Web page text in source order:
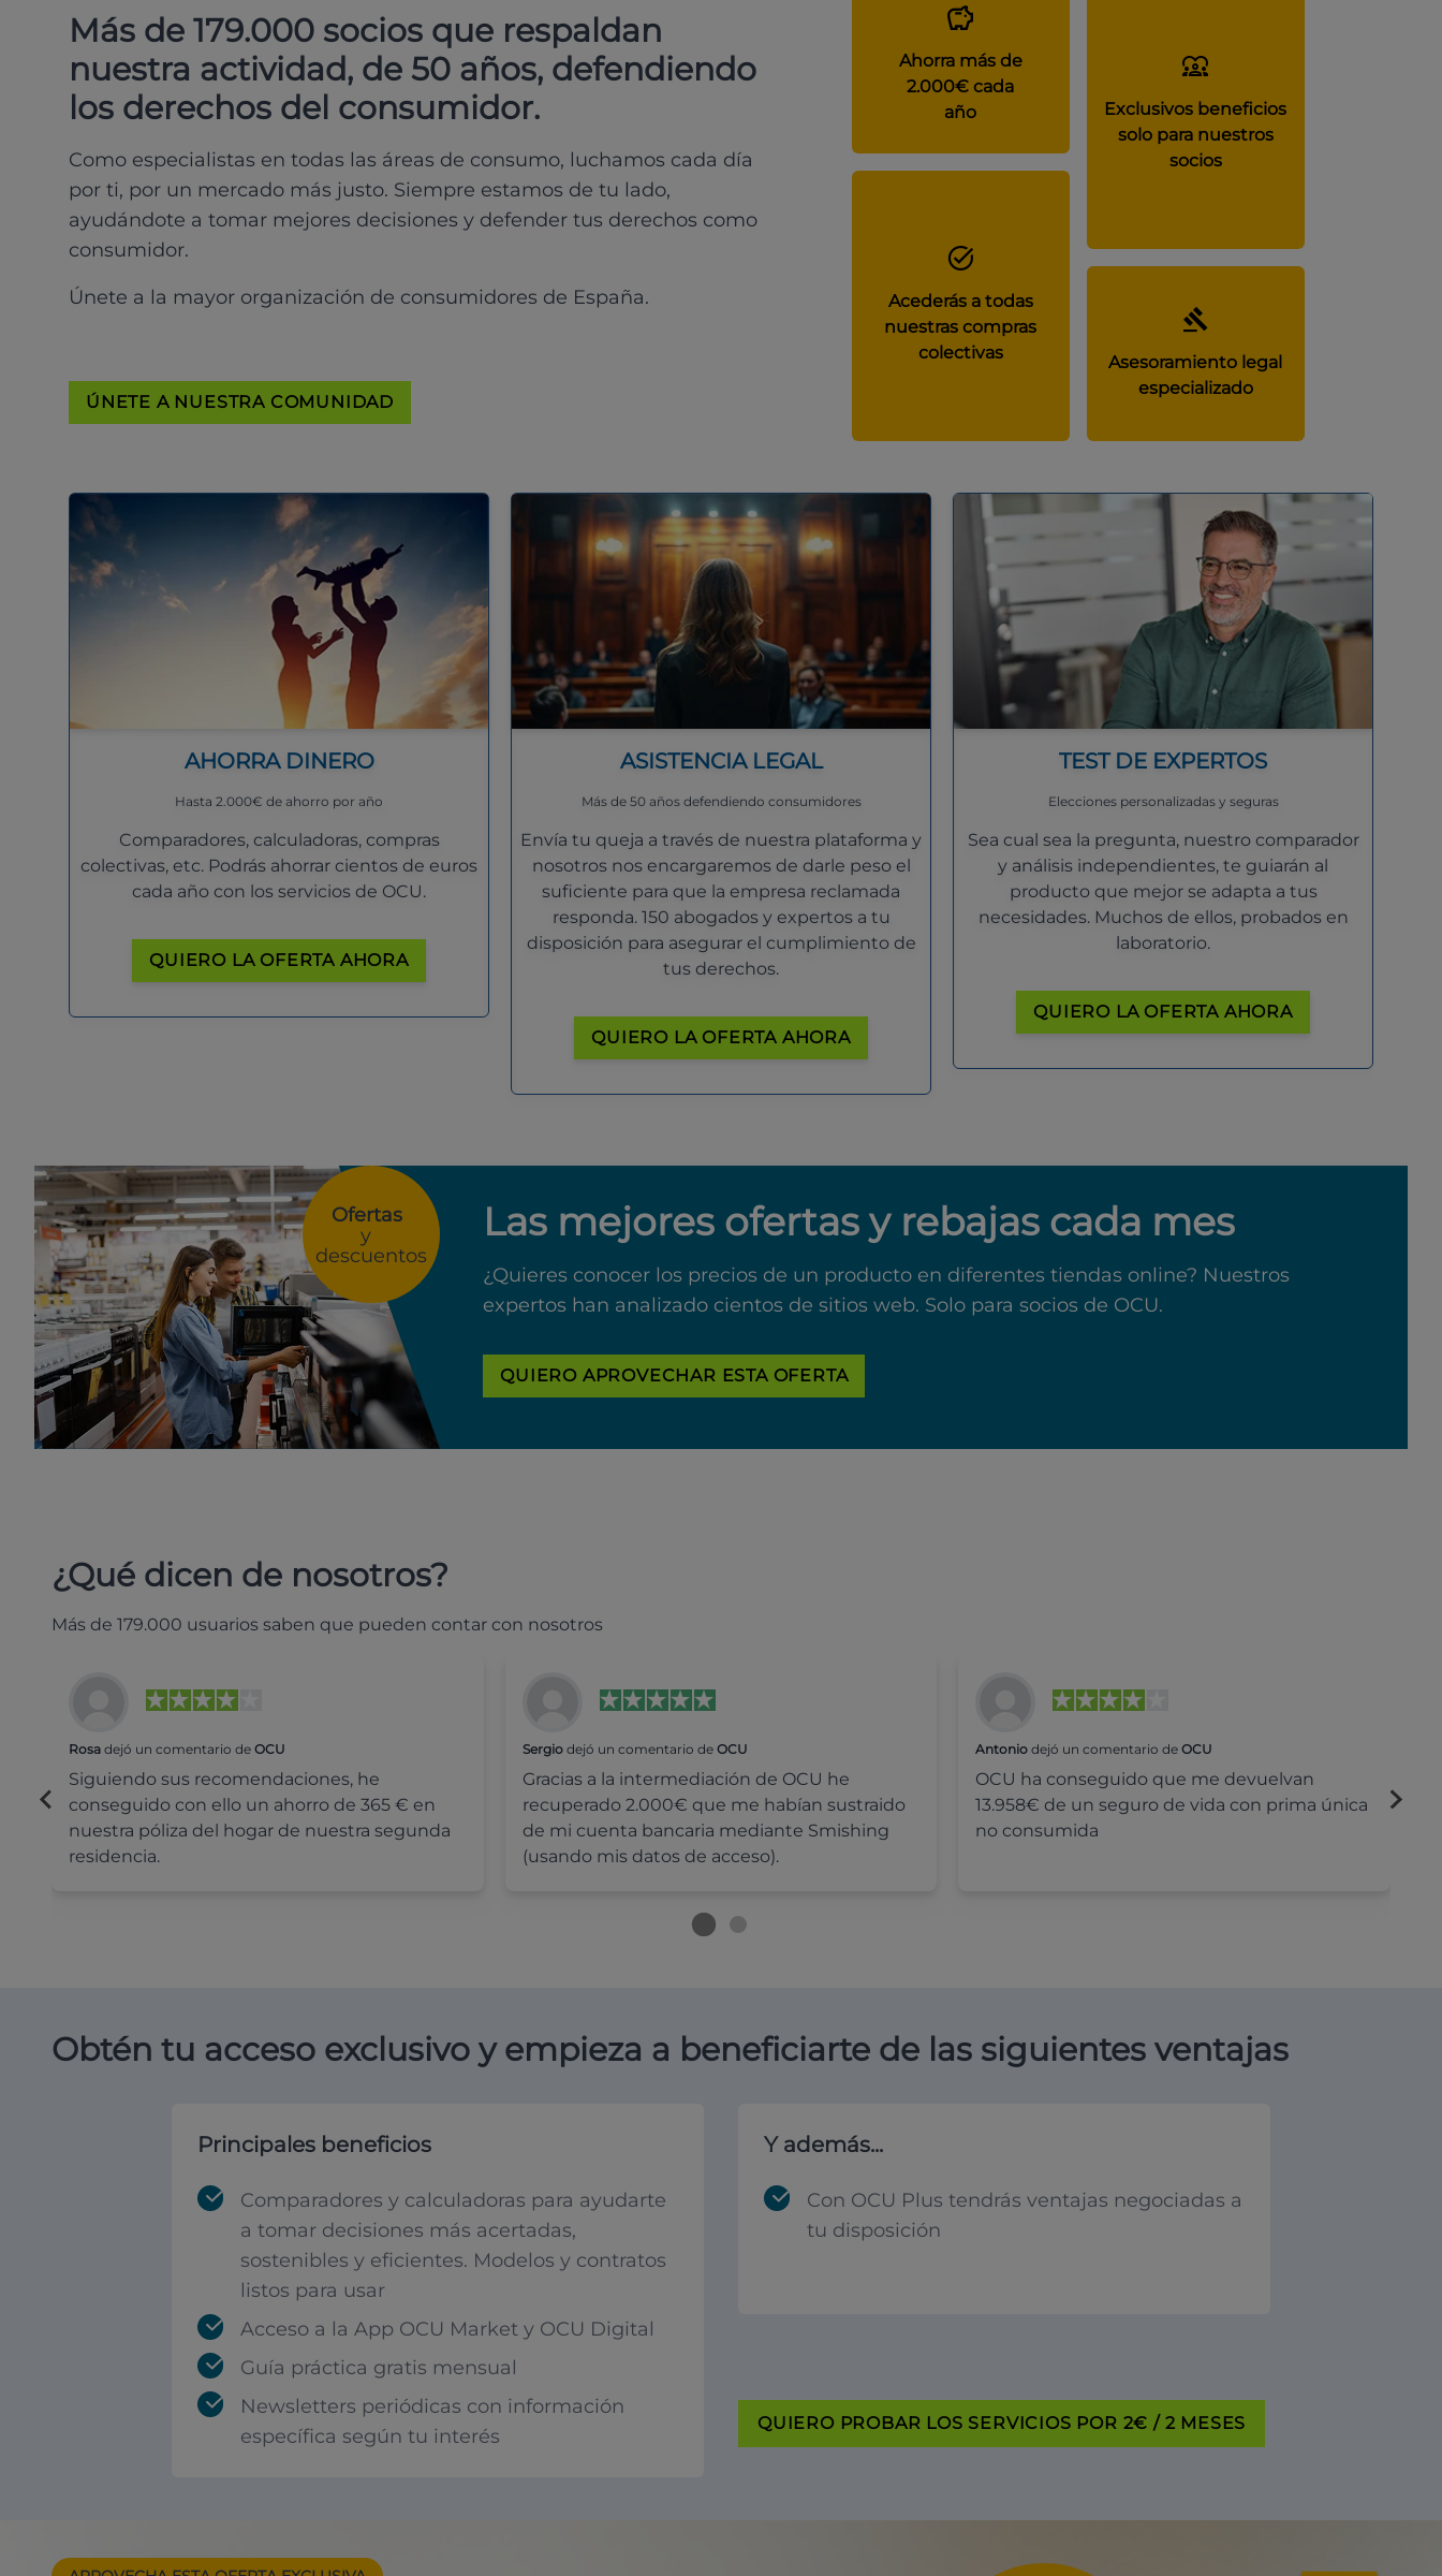
Más de 179.000 socios que respaldan
nuestra actividad, de 50 años, defendiendo
los derechos del consumidor.
Como especialistas en todas las áreas de consumo, luchamos cada día
por ti, por un mercado más justo. Siempre estamos de tu lado,
ayudándote a tomar mejores decisiones y defender tus derechos como
consumidor.
Únete a la mayor organización de consumidores de España.
ÚNETE A NUESTRA COMUNIDAD
Ahorra más de
2.000€ cada
año
Exclusivos beneficios
solo para nuestros
socios
Acederás a todas
nuestras compras
colectivas
Asesoramiento legal
especializado
AHORRA DINERO
Hasta 2.000€ de ahorro por año
Comparadores, calculadoras, compras
colectivas, etc. Podrás ahorrar cientos de euros
cada año con los servicios de OCU.
QUIERO LA OFERTA AHORA
ASISTENCIA LEGAL
Más de 50 años defendiendo consumidores
Envía tu queja a través de nuestra plataforma y
nosotros nos encargaremos de darle peso el
suficiente para que la empresa reclamada
responda. 150 abogados y expertos a tu
disposición para asegurar el cumplimiento de
tus derechos.
QUIERO LA OFERTA AHORA
TEST DE EXPERTOS
Elecciones personalizadas y seguras
Sea cual sea la pregunta, nuestro comparador
y análisis independientes, te guiarán al
producto que mejor se adapta a tus
necesidades. Muchos de ellos, probados en
laboratorio.
QUIERO LA OFERTA AHORA
Ofertas
y
descuentos
Las mejores ofertas y rebajas cada mes
¿Quieres conocer los precios de un producto en diferentes tiendas online? Nuestros
expertos han analizado cientos de sitios web. Solo para socios de OCU.
QUIERO APROVECHAR ESTA OFERTA
¿Qué dicen de nosotros?
Más de 179.000 usuarios saben que pueden contar con nosotros
Rosa dejó un comentario de OCU
Siguiendo sus recomendaciones, he
conseguido con ello un ahorro de 365 € en
nuestra póliza del hogar de nuestra segunda
residencia.
Sergiodejó un comentario de OCU
Gracias a la intermediación de OCU he
recuperado 2.000€ que me habían sustraido
de mi cuenta bancaria mediante Smishing
(usando mis datos de acceso).
Antonio dejó un comentario deOCU
OCU ha conseguido que me devuelvan
13.958€ de un seguro de vida con prima única
no consumida
Obtén tu acceso exclusivo y empieza a beneficiarte de las siguientes ventajas
Principales beneficios
Comparadores y calculadoras para ayudarte
a tomar decisiones más acertadas,
sostenibles y eficientes. Modelos y contratos
listos para usar
Acceso a la App OCU Market y OCU Digital
Guía práctica gratis mensual
Newsletters periódicas con información
específica según tu interés
Y además...
Con OCU Plus tendrás ventajas negociadas a
tu disposición
QUIERO PROBAR LOS SERVICIOS POR 2€ / 2 MESES